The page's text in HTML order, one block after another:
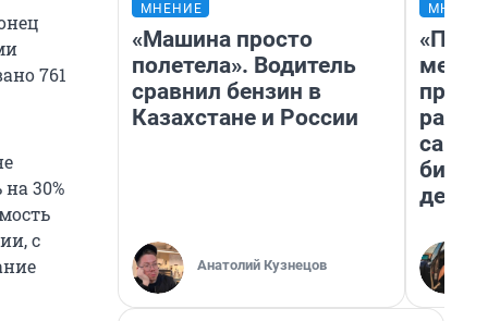
761
30%
с
МНЕНИЕ
«Машина просто
полетела». Водитель
сравнил бензин в
Казахстане и России
Анатолий Кузнецов